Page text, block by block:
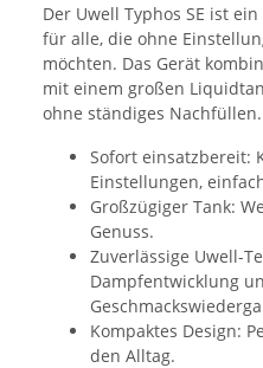
Der Uwell Typhos SE ist
für alle, die ohne
möchten. Das Gerät
mit einem großen
ohne ständiges Nachfüllen.
Sofort einsatzbereit:
Einstellungen,
Großzügiger Tank:
Genuss.
Zuverlässige Uwell-
Dampfentwicklung
Kompaktes Design:
den Alltag.